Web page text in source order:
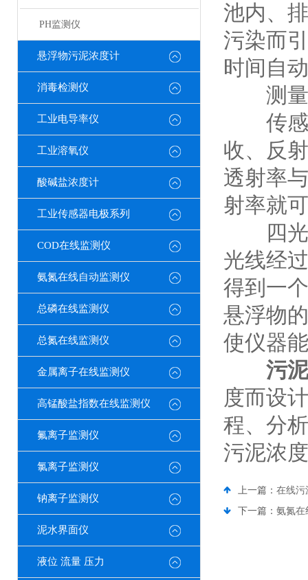
PH监测仪
悬浮物污泥浓度计
消毒检测仪
工业电导率仪
工业溶氧仪
酸碱盐浓度计
工业传感器电极系列
COD在线监测仪
氨氮在线自动监测仪
总磷在线监测仪
总氮在线监测仪
金属离子在线监测仪
高锰酸盐指数在线监测仪
氟离子监测仪
氯离子监测仪
钠离子监测仪
泥水界面仪
液位 流量 压力
池内、
污染而
时间自
测量
传感
收、反
透射率
射率就
四光
光线经
得到一
悬浮物
使仪器
污
度而设
程、分
污泥浓
上一篇： 在线污
下一篇： 氨氮在